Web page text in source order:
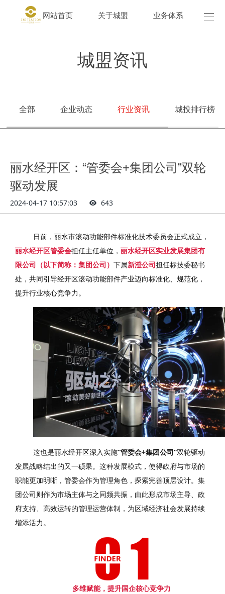
网站首页 关于城盟 业务体系 城
城盟资讯
全部 企业动态 行业资讯 城投排行榜
丽水经开区：“管委会+集团公司”双轮
驱动发展
2024-04-17 10:57:03 643
日前，丽水市滚动功能部件标准化技术委员会正式成立，
丽水经开区管委会担任主任单位， 丽水经开区实业发展集团有
限公司（以下简称：集团公司） 下属新澄公司担任标技委秘书
处，共同引导经开区滚动功能部件产业迈向标准化、规范化，
提升行业核心竞争力。
这也是丽水经开区深入实施“管委会+集团公司”双轮驱动
发展战略结出的又一硕果。这种发展模式，使得政府与市场的
职能更加明晰，管委会作为管理角色，探索完善顶层设计。集
团公司则作为市场主体与之同频共振，由此形成市场主导、政
府支持、高效运转的管理运营体制，为区域经济社会发展持续
增添活力。
多维赋能，提升国企核心竞争力